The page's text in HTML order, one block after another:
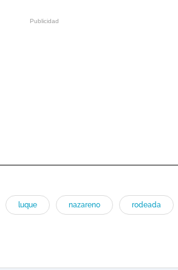
luque nazareno rodeada